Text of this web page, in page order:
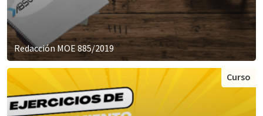
Redacción MOE 885/2019
Curso